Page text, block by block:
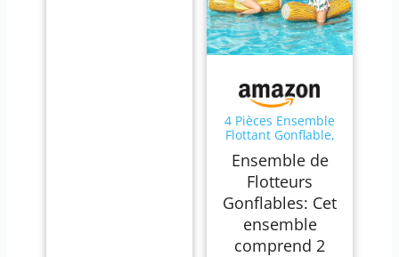
4 Pièces Ensemble
Flottant Gonflable,
Jouet D'aviron, Jeu
de Combat Flo-ttant
Gon-flable pour
Piscine, Bataille
Bûche Piscine, Idéal
pour Fêtes D'été,
Plage et Piscine
Ensemble de
Flotteurs
Gonflables: Cet
ensemble
comprend 2